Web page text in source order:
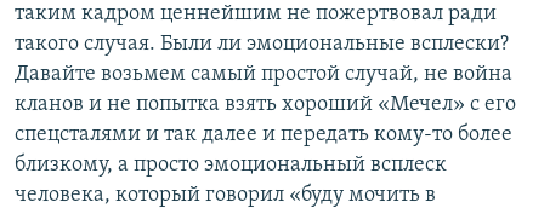
таким кадром ценнейшим не пожертвовал ради
такого случая. Были ли эмоциональные всплески?
Давайте возьмем самый простой случай, не война
кланов и не попытка взять хороший «Мечел» с его
спецсталями и так далее и передать кому-то более
близкому, а просто эмоциональный всплеск
человека, который говорил «буду мочить в